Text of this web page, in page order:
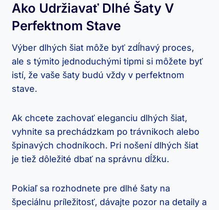
Ako⁢ Udržiavať Dlhé Šaty V
Perfektnom Stave
Výber dlhých⁤ šiat môže byť⁣ zdĺhavý ⁤proces,
ale s​ týmito jednoduchými ‍tipmi si môžete byť
istí, že vaše ⁤šaty budú vždy v perfektnom
stave.
Ak chcete‌ zachovať eleganciu dlhých šiat,
vyhnite sa prechádzkam po trávnikoch alebo
špinavých chodníkoch. Pri nošení dlhých šiat⁣
je tiež dôležité⁢ dbať na správnu dĺžku.
Pokiaľ sa rozhodnete pre dlhé šaty na
špeciálnu príležitosť,⁣ dávajte pozor na⁤ detaily a